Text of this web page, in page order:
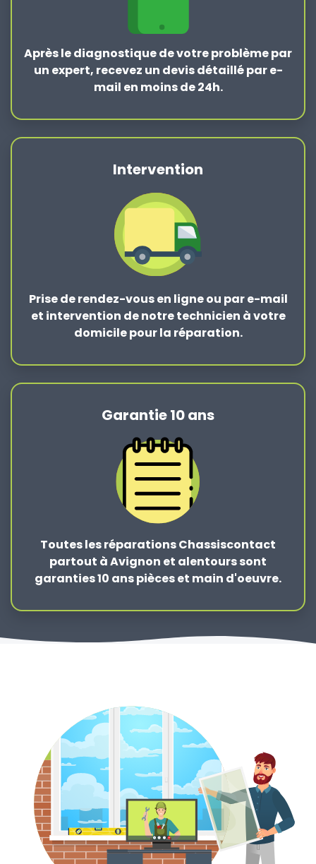
Après lediagnostique de votre problèmepar
un expert, recevez un devis détaillé par e-
mail en moins de 24h.
Intervention
Prise de rendez-vous en ligne ou par e-mail
et intervention de notre technicien à votre
domicile pour la réparation.
Garantie 10 ans
Toutes les réparations Chassiscontact
partout à Avignon et alentours sont
garanties 10 ans pièces et main d'oeuvre.